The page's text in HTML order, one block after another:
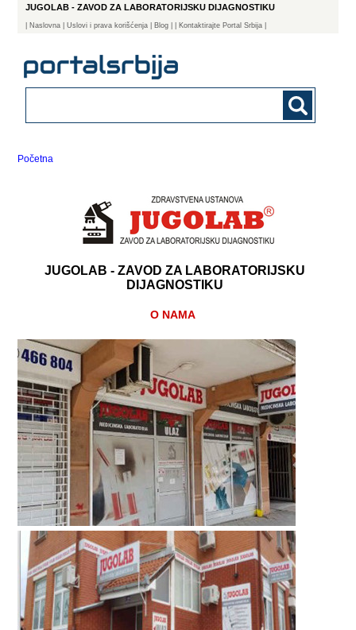
JUGOLAB - ZAVOD ZA LABORATORIJSKU DIJAGNOSTIKU
Naslovna | Uslovi i prava korišćenja Blog | Kontaktirajte Portal Srbija |
Početna
JUGOLAB - ZAVOD ZA LABORATORIJSKU
DIJAGNOSTIKU
O NAMA